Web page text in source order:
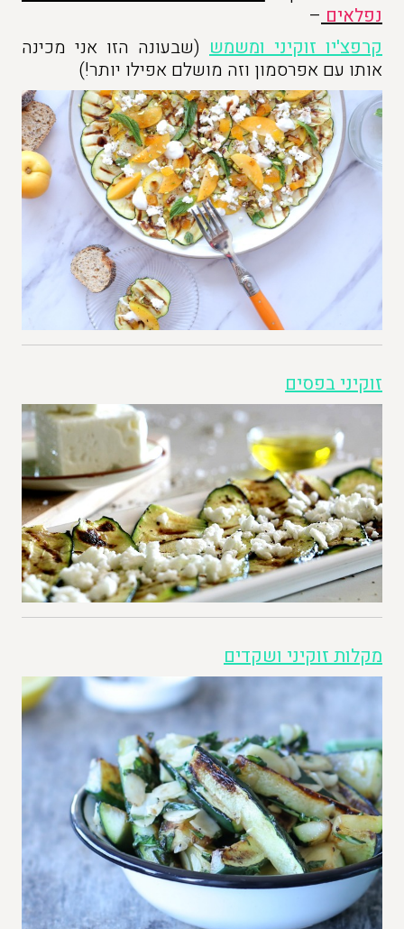
נפלאים –
קרפצ'יו זוקיני ומשמש (שבעונה הזו אני מכינה
אותו עם אפרסמון וזה מושלם אפילו יותר!)
זוקיני בפסים
מקלות זוקיני ושקדים